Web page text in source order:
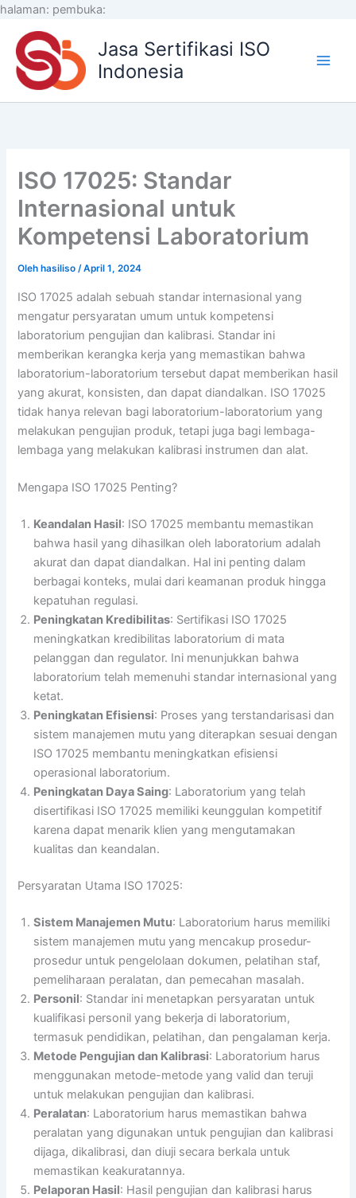
halaman: pembuka:
konten
Jasa Sertifikasi ISO
Indonesia
ISO 17025: Standar
Internasional untuk
Kompetensi Laboratorium
Oleh hasiliso/April 1, 2024
ISO 17025 adalah sebuah standar internasional yang
mengatur persyaratan umum untuk kompetensi
laboratorium pengujian dan kalibrasi. Standar ini
memberikan kerangka kerja yang memastikan bahwa
laboratorium-laboratorium tersebut dapat memberikan hasil
yang akurat, konsisten, dan dapat diandalkan. ISO 17025
tidak hanya relevan bagi laboratorium-laboratorium yang
melakukan pengujian produk, tetapi juga bagi lembaga-
lembaga yang melakukan kalibrasi instrumen dan alat.
Mengapa ISO 17025 Penting?
Keandalan Hasil: ISO 17025 membantu memastikan
bahwa hasil yang dihasilkan oleh laboratorium adalah
akurat dan dapat diandalkan. Hal ini penting dalam
berbagai konteks, mulai dari keamanan produk hingga
kepatuhan regulasi.
Peningkatan Kredibilitas: Sertifikasi ISO 17025
meningkatkan kredibilitas laboratorium di mata
pelanggan dan regulator. Ini menunjukkan bahwa
laboratorium telah memenuhi standar internasional yang
ketat.
Peningkatan Efisiensi: Proses yang terstandarisasi dan
sistem manajemen mutu yang diterapkan sesuai dengan
ISO 17025 membantu meningkatkan efisiensi
operasional laboratorium.
Peningkatan Daya Saing: Laboratorium yang telah
disertifikasi ISO 17025 memiliki keunggulan kompetitif
karena dapat menarik klien yang mengutamakan
kualitas dan keandalan.
Persyaratan Utama ISO 17025:
Sistem Manajemen Mutu: Laboratorium harus memiliki
sistem manajemen mutu yang mencakup prosedur-
prosedur untuk pengelolaan dokumen, pelatihan staf,
pemeliharaan peralatan, dan pemecahan masalah.
Personil: Standar ini menetapkan persyaratan untuk
kualifikasi personil yang bekerja di laboratorium,
termasuk pendidikan, pelatihan, dan pengalaman kerja.
Metode Pengujian dan Kalibrasi: Laboratorium harus
menggunakan metode-metode yang valid dan teruji
untuk melakukan pengujian dan kalibrasi.
Peralatan: Laboratorium harus memastikan bahwa
peralatan yang digunakan untuk pengujian dan kalibrasi
dijaga, dikalibrasi, dan diuji secara berkala untuk
memastikan keakuratannya.
Pelaporan Hasil: Hasil pengujian dan kalibrasi harus